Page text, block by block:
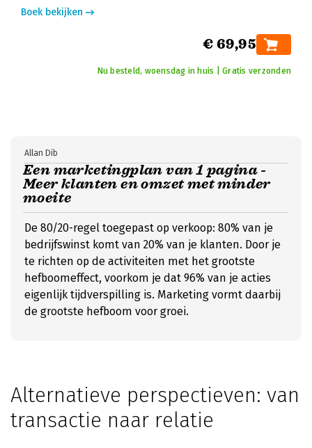
Boek bekijken
€ 69,95
Nu besteld, woensdag in huis | Gratis verzonden
Een marketingplan van 1 pagina -
Meer klanten en omzet met minder
moeite
Allan Dib
De 80/20-regel toegepast op verkoop: 80% van je
bedrijfswinst komt van 20% van je klanten. Door je
te richten op de activiteiten met het grootste
hefboomeffect, voorkom je dat 96% van je acties
eigenlijk tijdverspilling is. Marketing vormt daarbij
de grootste hefboom voor groei.
Alternatieve perspectieven: van
transactie naar relatie